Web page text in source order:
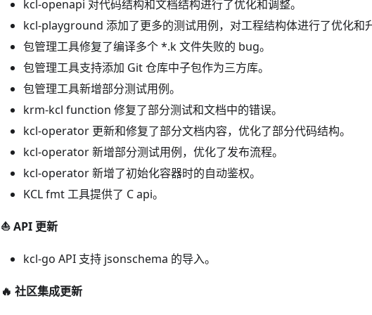
kcl-openapi 对代码结构和文档结构进行了优化和调整。
kcl-playground 添加了更多的测试用例，对工程结构体进行了优化和
包管理工具修复了编译多个*.k 文件失败的 bug。
包管理工具支持添加 Git 仓库中子包作为三方库。
包管理工具新增部分测试用例。
krm-kcl function 修复了部分测试和文档中的错误。
kcl-operator 更新和修复了部分文档内容，优化了部分代码结构。
kcl-operator 新增部分测试用例，优化了发布流程。
kcl-operator 新增了初始化容器时的自动鉴权。
KCL fmt 工具提供了 C api。
⛵️ API 更新
kcl-go API 支持 jsonschema 的导入。
🔥 社区集成更新